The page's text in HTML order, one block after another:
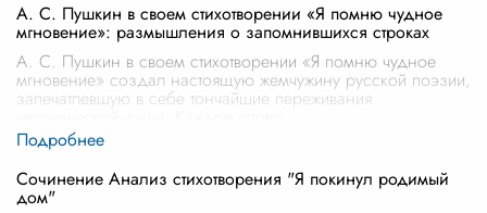
А. С. Пушкин в своем стихотворении «Я помню чудное
мгновение»: размышления о запомнившихся строках
А. С. Пушкин в своем стихотворении «Я помню чудное
мгновение» создал настоящую жемчужину русской поэзии,
запечатлевшую в себе тончайшие переживания
Сочинение Анализ стихотворения "Я покинул родимый
дом"